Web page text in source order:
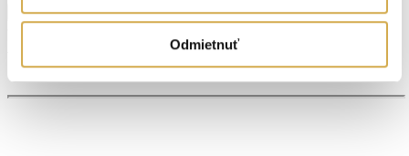
Odmietnuť
Zobraziť viac informácií